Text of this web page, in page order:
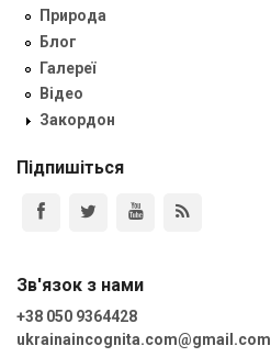
Природа
Блог
Галереї
Відео
Закордон
Підпишіться
Зв'язок з нами
+38 050 9364428
ukrainaincognita.com@gmail.com